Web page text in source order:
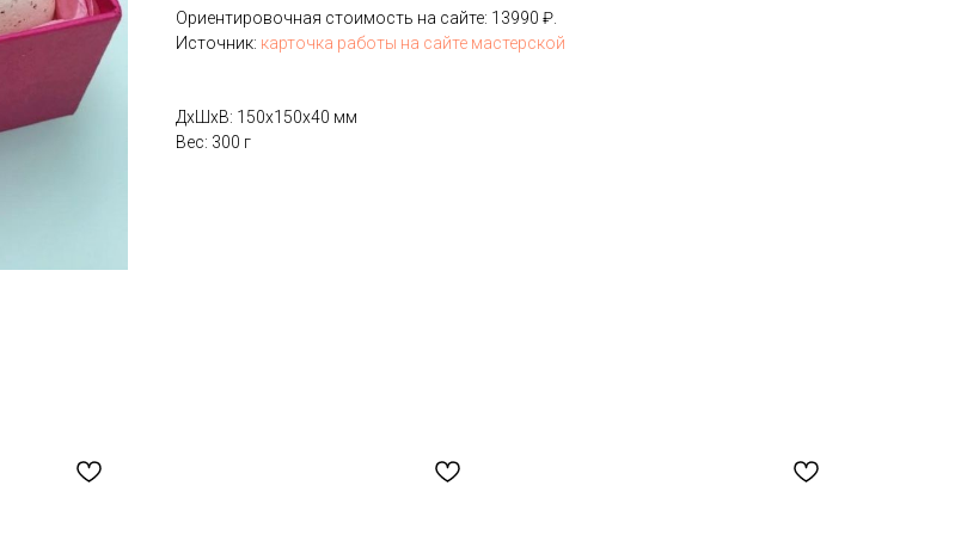
Ориентировочная стоимость на сайте: 13990 ₽.
Источник: карточка работы на сайте мастерской
ДxШxВ: 150x150x40 мм
Вес: 300 г